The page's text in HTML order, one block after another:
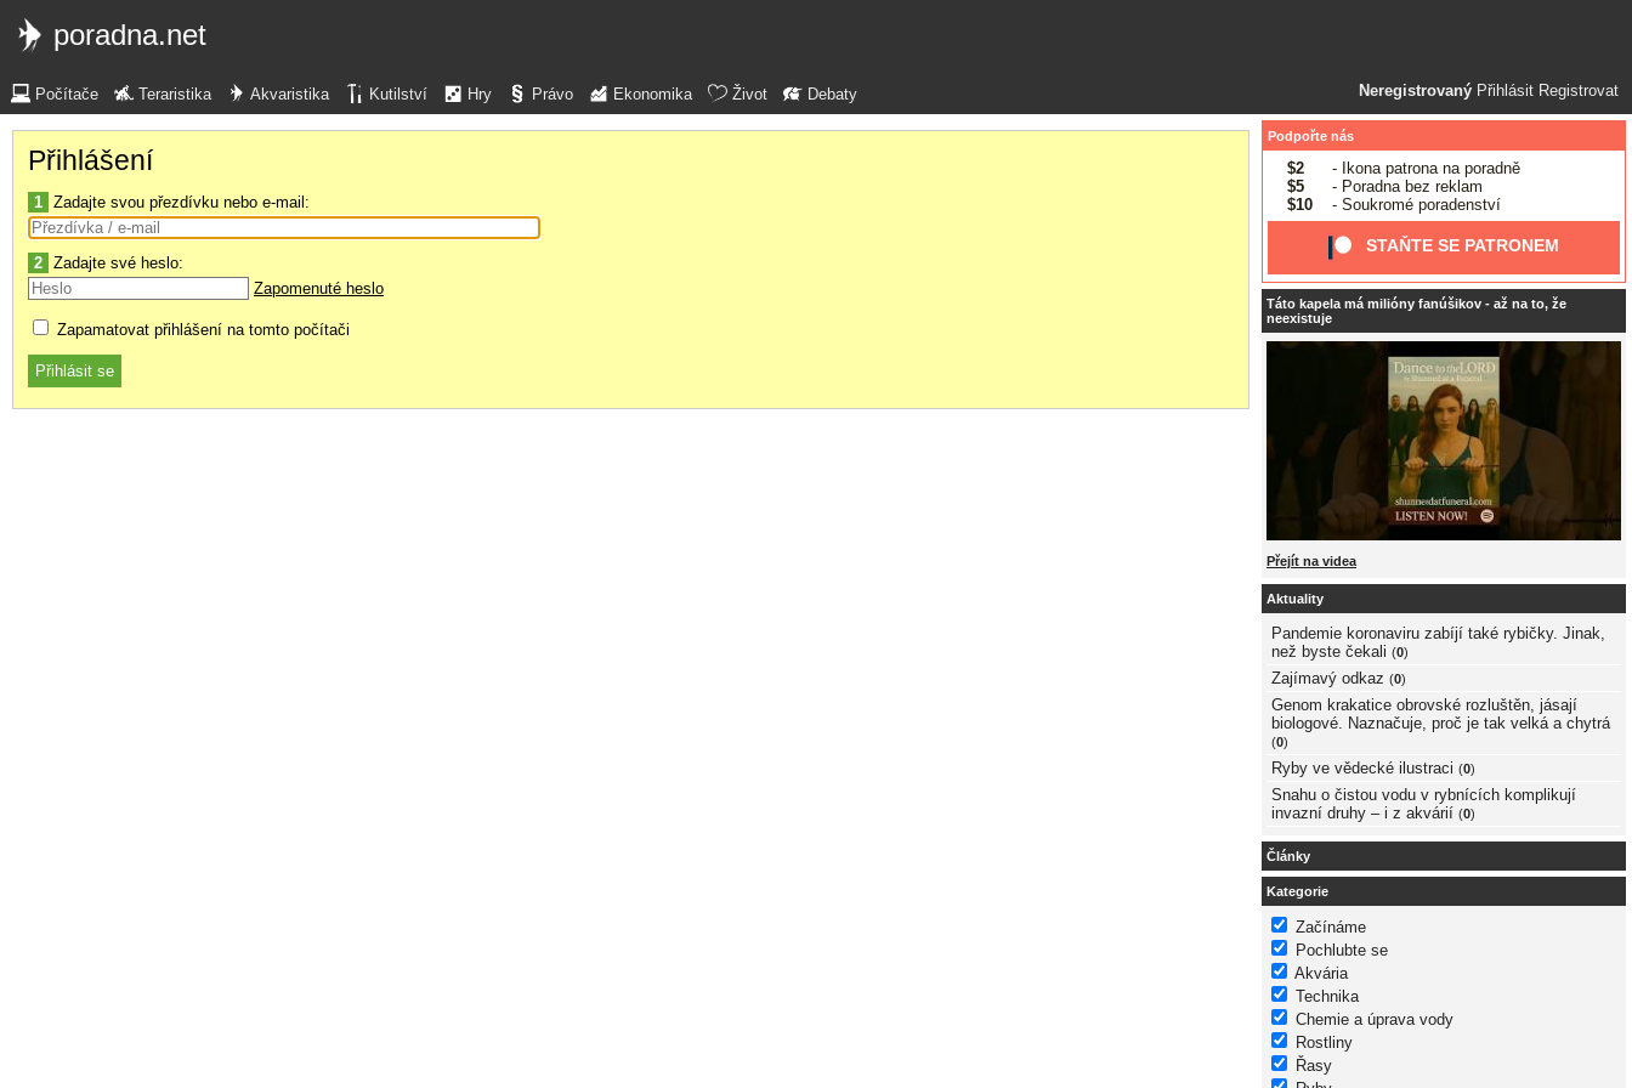
poradna.net
Neregistrovaný Přihlásit Registrovat
Počítače Teraristika Akvaristika Kutilství Hry Právo Ekonomika Život Debaty
Přihlášení
1 Zadajte svou přezdívku nebo e-mail:
2 Zadajte své heslo:
Zapomenuté heslo
Zapamatovat přihlášení na tomto počítači
Podpořte nás
$2
- Ikona patrona na poradně
$5
- Poradna bez reklam
$10
- Soukromé poradenství
STAŇTE SE PATRONEM
Táto kapela má milióny fanúšikov - až na to, že
neexistuje
Přejít na videa
Aktuality
Pandemie koronaviru zabíjí také rybičky. Jinak,
než byste čekali (0)
Zajímavý odkaz (0)
Genom krakatice obrovské rozluštěn, jásají
biologové. Naznačuje, proč je tak velká a chytrá
(0)
Ryby ve vědecké ilustraci (0)
Snahu o čistou vodu v rybnících komplikují
invazní druhy – i z akvárií (0)
Články
Kategorie
Začínáme
Pochlubte se
Akvária
Technika
Chemie a úprava vody
Rostliny
Řasy